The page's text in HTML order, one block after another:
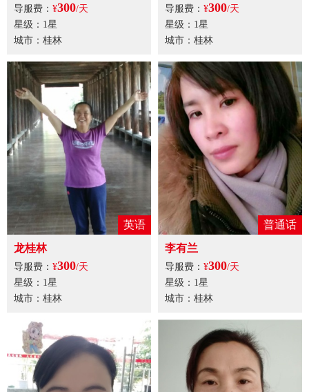
导服费： ¥300/天
星级：1星
城市：桂林
导服费： ¥300/天
星级：1星
城市：桂林
英语
龙桂林
导服费： ¥300/天
星级：1星
城市：桂林
普通话
李有兰
导服费： ¥300/天
星级：1星
城市：桂林